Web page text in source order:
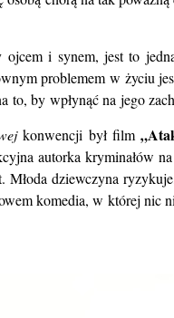
ojcem i synem, jest to
problemem w życiu
to, by wpłynąć na jego
konwencji był film
autorka kryminałów
dziewczyna
komedia, w której